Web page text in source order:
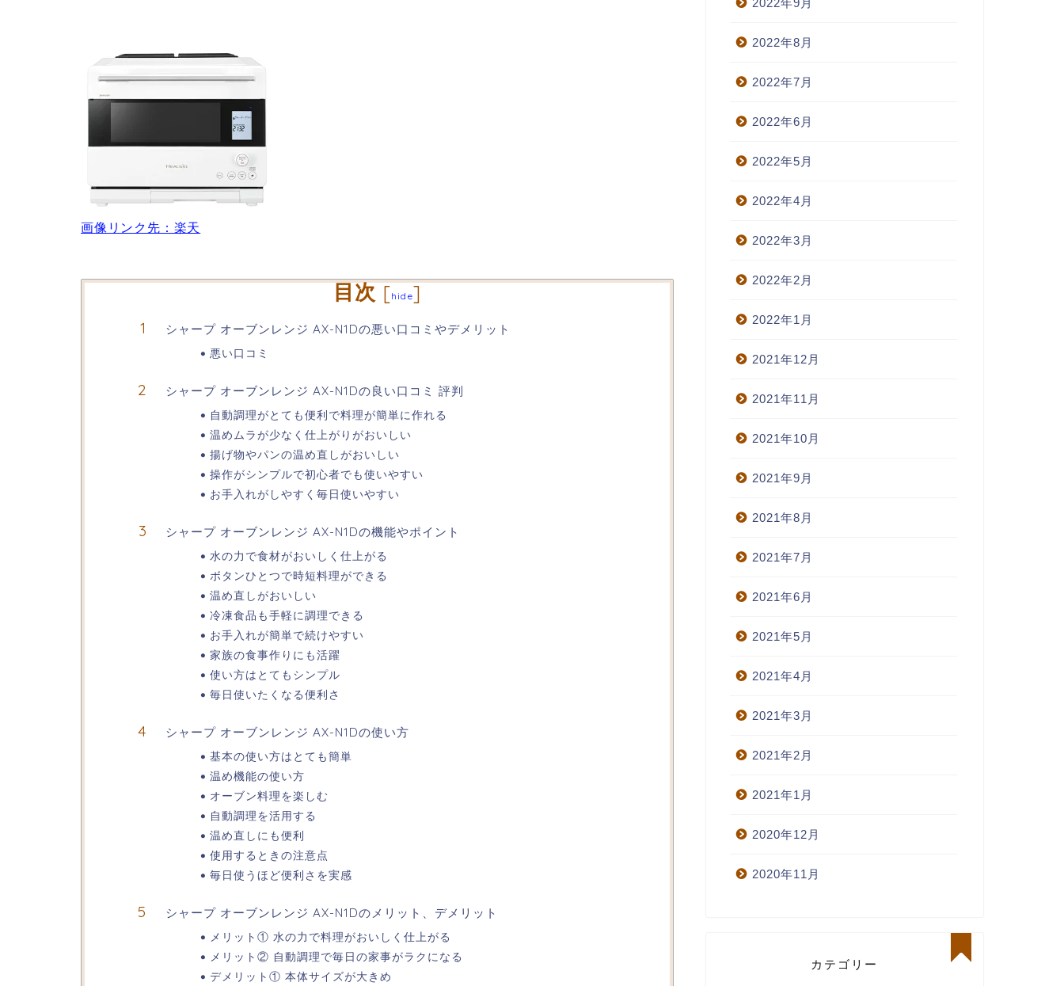
画像リンク先：楽天
目次 [hide]
シャープ オーブンレンジ AX-N1Dの悪い口コミやデメリット
悪い口コミ
シャープ オーブンレンジ AX-N1Dの良い口コミ 評判
自動調理がとても便利で料理が簡単に作れる
温めムラが少なく仕上がりがおいしい
揚げ物やパンの温め直しがおいしい
操作がシンプルで初心者でも使いやすい
お手入れがしやすく毎日使いやすい
シャープ オーブンレンジ AX-N1Dの機能やポイント
水の力で食材がおいしく仕上がる
ボタンひとつで時短料理ができる
温め直しがおいしい
冷凍食品も手軽に調理できる
お手入れが簡単で続けやすい
家族の食事作りにも活躍
使い方はとてもシンプル
毎日使いたくなる便利さ
シャープ オーブンレンジ AX-N1Dの使い方
基本の使い方はとても簡単
温め機能の使い方
オーブン料理を楽しむ
自動調理を活用する
温め直しにも便利
使用するときの注意点
毎日使うほど便利さを実感
シャープ オーブンレンジ AX-N1Dのメリット、デメリット
メリット① 水の力で料理がおいしく仕上がる
メリット② 自動調理で毎日の家事がラクになる
デメリット① 本体サイズが大きめ
2022年8月
2022年7月
2022年6月
2022年5月
2022年4月
2022年3月
2022年2月
2022年1月
2021年12月
2021年11月
2021年10月
2021年9月
2021年8月
2021年7月
2021年6月
2021年5月
2021年4月
2021年3月
2021年2月
2021年1月
2020年12月
2020年11月
カテゴリー